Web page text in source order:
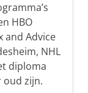
HBO
and Advice
NHL
diploma
oud zijn.